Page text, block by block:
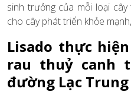
sinh trưởng của mỗi loại
cho cây phát triển khỏe
Lisado thực
rau thuỷ canh
đường Lạc Trung